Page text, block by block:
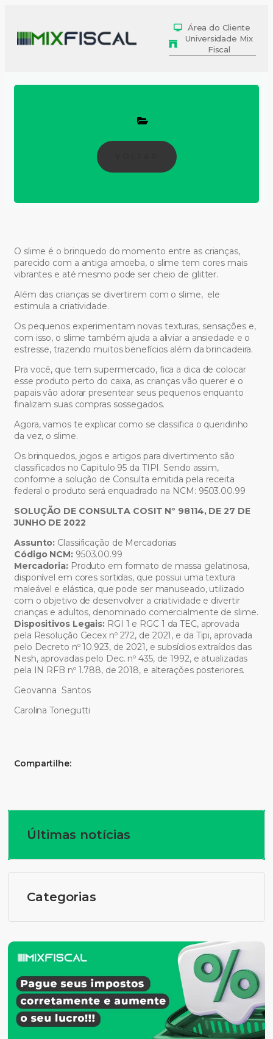
Área do Cliente
Universidade Mix
Fiscal
O slime é o brinquedo do momento entre as crianças,
parecido com a antiga amoeba, o slime tem cores mais
vibrantes e até mesmo pode ser cheio de glitter.
Além das crianças se divertirem com o slime, ele
estimula a criatividade.
Os pequenos experimentam novas texturas, sensações e,
com isso, o slime também ajuda a aliviar a ansiedade e o
estresse, trazendo muitos benefícios além da brincadeira.
Pra você, que tem supermercado, fica a dica de colocar
esse produto perto do caixa, as crianças vão querer e o
papais vão adorar presentear seus pequenos enquanto
finalizam suas compras sossegados.
Agora, vamos te explicar como se classifica o queridinho
da vez, o slime.
Os brinquedos, jogos e artigos para divertimento são
classificados no Capitulo 95 da TIPI. Sendo assim,
conforme a solução de Consulta emitida pela receita
federal o produto será enquadrado na NCM: 9503.00.99
SOLUÇÃO DE CONSULTA COSIT Nº 98114, DE 27 DE
JUNHO DE 2022
Assunto: Classificação de Mercadorias
Código NCM:9503.00.99
Mercadoria:Produto em formato de massa gelatinosa,
disponível em cores sortidas, que possui uma textura
maleável e elástica, que pode ser manuseado, utilizado
com o objetivo de desenvolver a criatividade e divertir
crianças e adultos, denominado comercialmente de slime.
Dispositivos Legais: RGI 1 e RGC 1 da TEC, aprovada
pela Resolução Gecex nº 272, de 2021, e da Tipi, aprovada
pelo Decreto nº 10.923, de 2021, e subsídios extraídos das
Nesh, aprovadas pelo Dec. nº 435, de 1992, e atualizadas
pela IN RFB nº 1.788, de 2018, e alterações posteriores.
Geovanna Santos
Carolina Tonegutti
Compartilhe:
Últimas notícias
Categorias